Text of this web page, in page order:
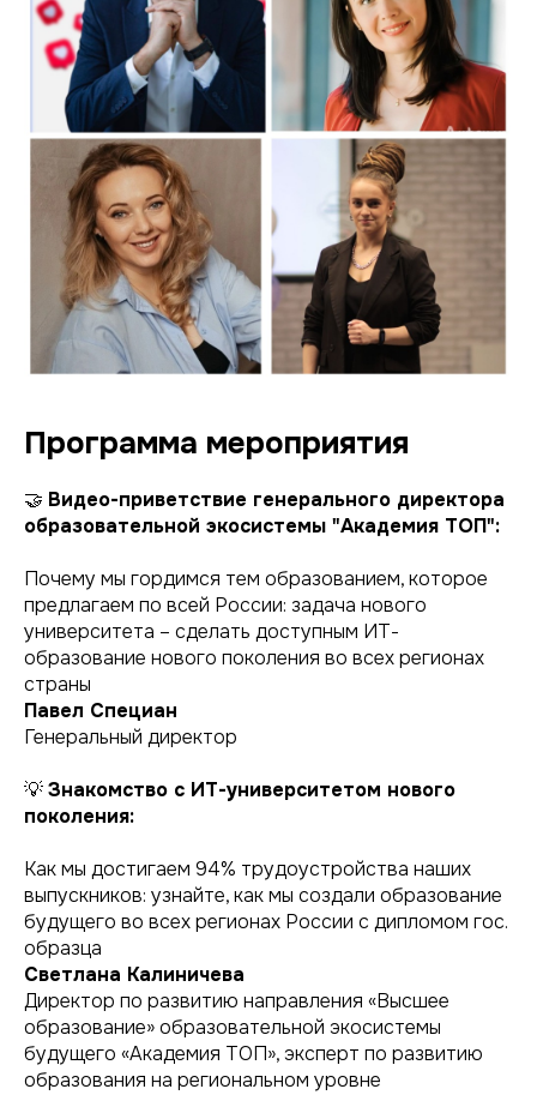
Программа мероприятия
🤝 Видео-приветствие генерального директора
образовательной экосистемы "Академия ТОП":
Почему мы гордимся тем образованием, которое
предлагаем по всей России: задача нового
университета – сделать доступным ИТ-
образование нового поколения во всех регионах
страны
Павел Специан
Генеральный директор
💡Знакомство с ИТ-университетом нового
поколения:
Как мы достигаем 94% трудоустройства наших
выпускников: узнайте, как мы создали образование
будущего во всех регионах России с дипломом гос.
образца
Светлана Калиничева
Директор по развитию направления «Высшее
образование» образовательной экосистемы
будущего «Академия ТОП», эксперт по развитию
образования на региональном уровне